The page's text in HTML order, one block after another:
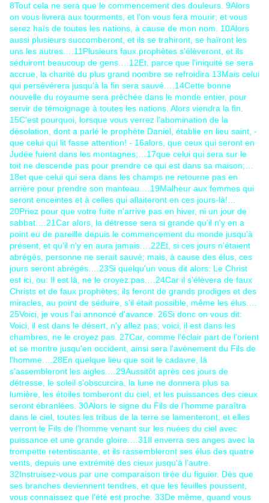
8Tout cela ne sera que le commencement des douleurs. 9Alors
on vous livrera aux tourments, et l'on vous fera mourir; et vous
serez haïs de toutes les nations, à cause de mon nom.
10Alors
aussi plusieurs succomberont, et ils se trahiront, se haïront les
uns les autres.… 11 Plusieurs faux prophètes s'élèveront, et ils
séduiront beaucoup de gens.… 12Et, parce que l'iniquité se sera
accrue, la charité du plus grand nombre se refroidira 13Mais celui
qui persévérera jusqu'à la fin sera sauvé.… 14Cette bonne
nouvelle du royaume sera prêchée dans le monde entier, pour
servir de témoignage à toutes les nations. Alors viendra la fin.
15C'est pourquoi, lorsque vous verrez l'abomination de la
désolation, dont a parlé le prophète Daniel, établie en lieu saint, -
que celui qui lit fasse attention! - 16alors, que ceux qui seront en
Judée fuient dans les montagnes;… 17que celui qui sera sur le
toit ne descende pas pour prendre ce qui est dans sa maison;…
18et que celui qui sera dans les champs ne retourne pas en
arrière pour prendre son manteau.… 19Malheur aux femmes qui
seront enceintes et à celles qui allaiteront en ces jours-là!…
20Priez pour que votre fuite n'arrive pas en hiver, ni un jour de
sabbat.… 21Car alors, la détresse sera si grande qu'il n'y en a
point eu de pareille depuis le commencement du monde jusqu'à
présent, et qu'il n'y en aura jamais.… 22Et, si ces jours n'étaient
abrégés, personne ne serait sauvé; mais, à cause des élus, ces
jours seront abrégés.… 23Si quelqu'un vous dit alors: Le Christ
est ici, ou: Il est là, ne le croyez pas.… 24Car il s'élèvera de faux
Christs et de faux prophètes; ils feront de grands prodiges et des
miracles, au point de séduire, s'il était possible, même les élus.…
25Voici, je vous l'ai annoncé d'avance. 26Si donc on vous dit:
Voici, il est dans le désert, n'y allez pas; voici, il est dans les
chambres, ne le croyez pas. 27Car, comme l'éclair part de l'orient
et se montre jusqu'en occident, ainsi sera l'avènement du Fils de
l'homme.… 28En quelque lieu que soit le cadavre, là
s'assembleront les aigles.… 29Aussitôt après ces jours de
détresse, le soleil s'obscurcira, la lune ne donnera plus sa
lumière, les étoiles tomberont du ciel, et les puissances des cieux
seront ébranlées. 30Alors le signe du Fils de l'homme paraîtra
dans le ciel, toutes les tribus de la terre se lamenteront, et elles
verront le Fils de l'homme venant sur les nuées du ciel avec
puissance et une grande gloire.… 31 Il enverra ses anges avec la
trompette retentissante, et ils rassembleront ses élus des quatre
vents, depuis une extrémité des cieux jusqu'à l'autre.
32Instruisez-vous par une comparaison tirée du figuier. Dès que
ses branches deviennent tendres, et que les feuilles poussent,
vous connaissez que l'été est proche. 33De même, quand vous